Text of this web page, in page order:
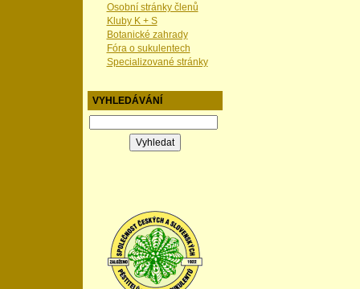
Osobní stránky členů
Kluby K + S
Botanické zahrady
Fóra o sukulentech
Specializované stránky
VYHLEDÁVÁNÍ